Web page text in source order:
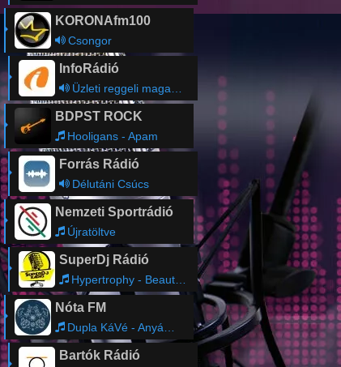
KORONAfm100
Csongor
InfoRádió
Üzleti reggeli magazin magazin
BDPST ROCK
Hooligans - Apam
Forrás Rádió
Délutáni Csúcs
Nemzeti Sportrádió
Újratöltve
SuperDj Rádió
Hypertrophy - Beautiful Day
Nóta FM
Dupla KáVé - Anyám Könnyei
Bartók Rádió